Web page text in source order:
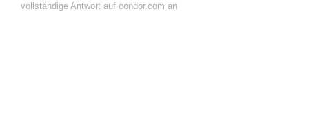
vollständige Antwort auf condor.com an